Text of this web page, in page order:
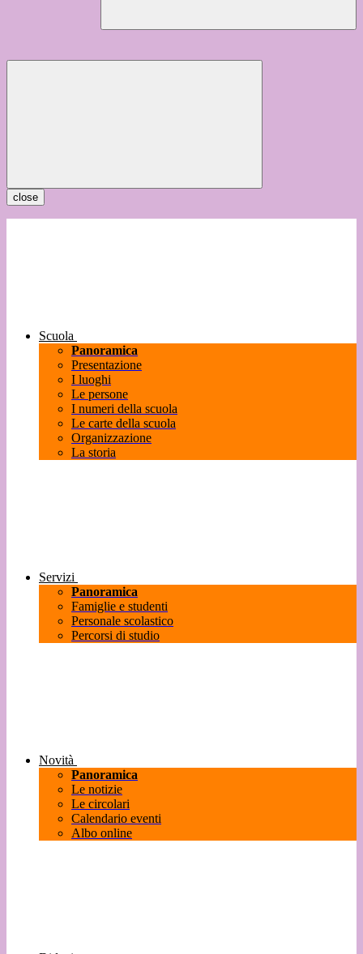
close
Scuola
Panoramica
Presentazione
I luoghi
Le persone
I numeri della scuola
Le carte della scuola
Organizzazione
La storia
Servizi
Panoramica
Famiglie e studenti
Personale scolastico
Percorsi di studio
Novità
Panoramica
Le notizie
Le circolari
Calendario eventi
Albo online